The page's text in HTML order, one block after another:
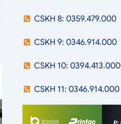
CSKH 8: 0359.479.000
CSKH 9: 0346.914.000
CSKH 10: 0394.413.000
CSKH 11: 0346.914.000